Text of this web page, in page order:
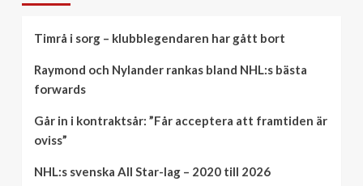
Timrå i sorg – klubblegendaren har gått bort
Raymond och Nylander rankas bland NHL:s bästa
forwards
Går in i kontraktsår: ”Får acceptera att framtiden är
oviss”
NHL:s svenska All Star-lag – 2020 till 2026